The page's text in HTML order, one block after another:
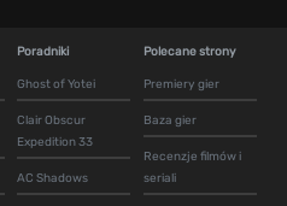
Poradniki
Ghost of Yotei
Clair Obscur
Expedition 33
AC Shadows
Polecane strony
Premiery gier
Baza gier
Recenzje filmów i
seriali